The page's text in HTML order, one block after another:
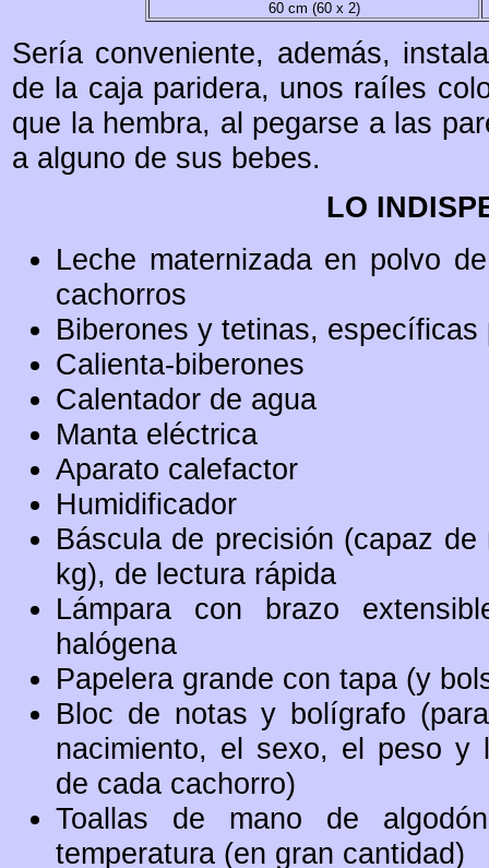
60 cm (60 x 2)
Sería conveniente, además,
de la caja paridera, unos raíles
que la hembra, al pegarse a las
a alguno de sus bebes.
LO
Leche maternizada en polvo
cachorros
Biberones y tetinas,
Calienta-biberones
Calentador de agua
Manta eléctrica
Aparato calefactor
Humidificador
Báscula de precisión (capaz
kg), de lectura rápida
Lámpara con brazo
halógena
Papelera grande con tapa (y
Bloc de notas y bolígrafo
nacimiento, el sexo, el peso y
de cada cachorro)
Toallas de mano de
temperatura (en gran cantidad)